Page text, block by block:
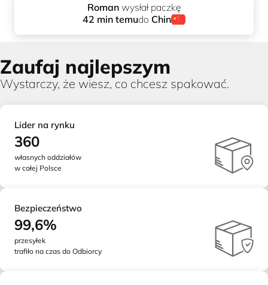
Romanwysłałpaczkę
42 min temudo Chin
Zaufaj najlepszym
Wystarczy, że wiesz, co chcesz spakować.
Lider na rynku
360
własnych oddziałów
w całej Polsce
Bezpieczeństwo
99,6%
przesyłek
trafiło na czas do Odbiorcy